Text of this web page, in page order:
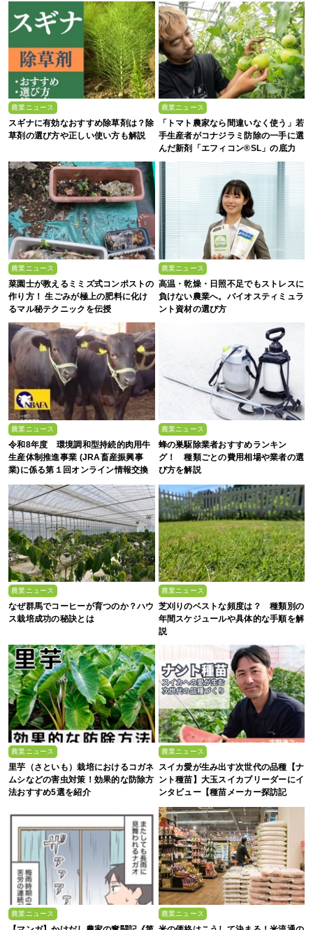
農業ニュース
スギナに有効なおすすめ除草剤は？除
草剤の選び方や正しい使い方も解説
農業ニュース
「トマト農家なら間違いなく使う」若
手生産者がコナジラミ防除の一手に選
んだ新剤「エフィコン®SL」の底力
農業ニュース
菜園士が教えるミミズ式コンポストの
作り方！ 生ごみが極上の肥料に化け
るマル秘テクニックを伝授
農業ニュース
高温・乾燥・日照不足でもストレスに
負けない農業へ。バイオスティミュラ
ント資材の選び方
農業ニュース
令和8年度 環境調和型持続的肉用牛
生産体制推進事業 (JRA畜産振興事
業)に係る第１回オンライン情報交換
農業ニュース
蜂の巣駆除業者おすすめランキン
グ！ 種類ごとの費用相場や業者の選
び方を解説
農業ニュース
なぜ群馬でコーヒーが育つのか？ハウ
ス栽培成功の秘訣とは
農業ニュース
芝刈りのベストな頻度は？ 種類別の
年間スケジュールや具体的な手順を解
説
農業ニュース
里芋（さといも）栽培におけるコガネ
ムシなどの害虫対策！効果的な防除方
法おすすめ5選を紹介
農業ニュース
スイカ愛が生み出す次世代の品種【ナ
ント種苗】大玉スイカブリーダーにイ
ンタビュー【種苗メーカー探訪記
Vol.4】
農業ニュース 農業ニュース